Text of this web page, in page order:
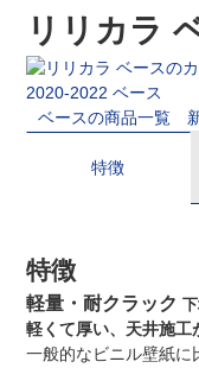
リリカラ
2020-2022 ベース
ベースの商品一覧
特徴
特徴
軽量・耐クラック
軽くて厚い、天井施工
一般的なビニル壁紙に